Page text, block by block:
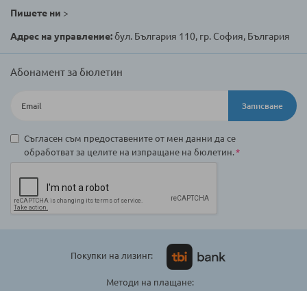
Пишете ни >
Адрес на управление:бул. България 110, гр. София, България
Абонамент за бюлетин
Записване
Съгласен съм предоставените от мен данни да се
обработват за целите на изпращане на бюлетин.
Покупки на лизинг:
Методи на плащане: